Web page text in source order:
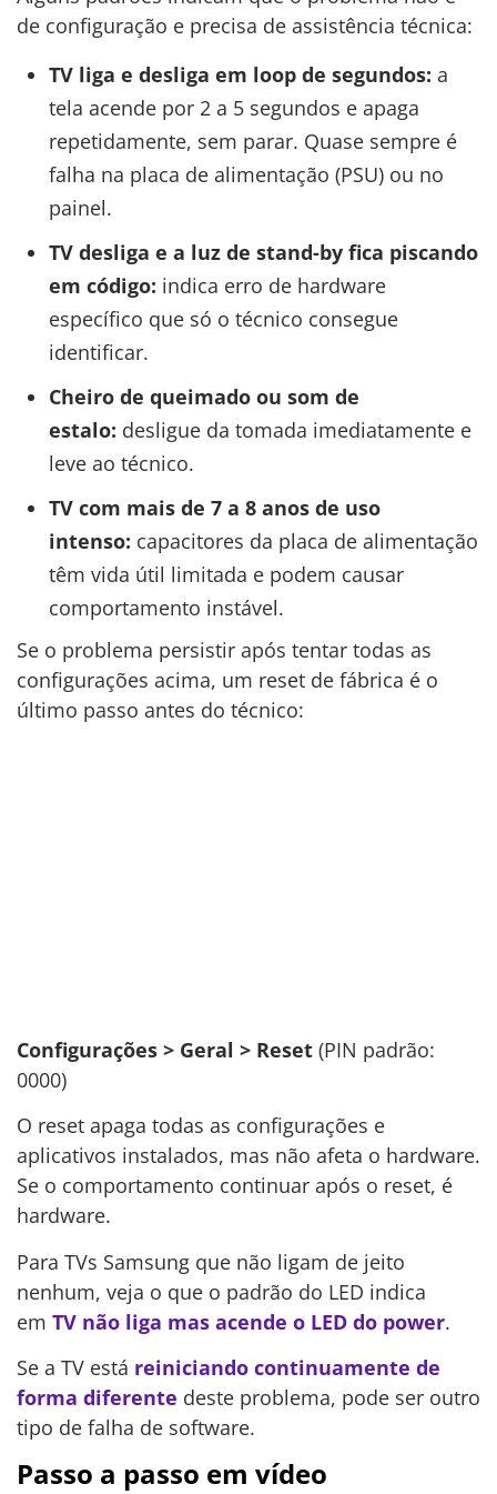
de configuração e precisa de assistência técnica:
TV liga e desliga em loop de segundos: a
tela acende por 2 a 5 segundos e apaga
repetidamente, sem parar. Quase sempre é
falha na placa de alimentação (PSU) ou no
painel.
TV desliga e a luz de stand-by fica piscando
em código: indica erro de hardware
específico que só o técnico consegue
identificar.
Cheiro de queimado ou som de
estalo: desligue da tomada imediatamente e
leve ao técnico.
TV com mais de 7 a 8 anos de uso
intenso: capacitores da placa de alimentação
têm vida útil limitada e podem causar
comportamento instável.
Se o problema persistir após tentar todas as
configurações acima, um reset de fábrica é o
último passo antes do técnico:
Configurações > Geral > Reset (PIN padrão:
0000)
O reset apaga todas as configurações e
aplicativos instalados, mas não afeta o hardware.
Se o comportamento continuar após o reset, é
hardware.
Para TVs Samsung que não ligam de jeito
nenhum, veja o que o padrão do LED indica
em TV não liga mas acende o LED do power.
Se a TV está reiniciando continuamente de
forma diferente deste problema, pode ser outro
tipo de falha de software.
Passo a passo em vídeo